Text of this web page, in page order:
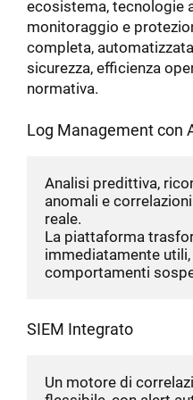
ecosistema, tecnologie
monitoraggio e
completa,
sicurezza, efficienza
normativa.
Log Management con
Analisi predittiva,
anomali e
reale.
La piattaforma
immediatamente
comportamenti
SIEM Integrato
Un motore di